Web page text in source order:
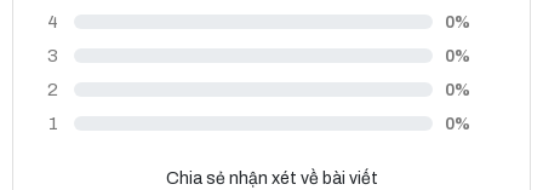
4 0%
3 0%
2 0%
1 0%
Chia sẻ nhận xét về bài viết